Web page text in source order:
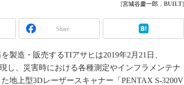
[宮城谷慶一郎 ， BUILT]
Share
造・販売するTIアサヒは2019年2月21日、
し、災害時における各種測定やインフラメンテナ
地上型3Dレーザースキャナー「PENTAX S-3200V